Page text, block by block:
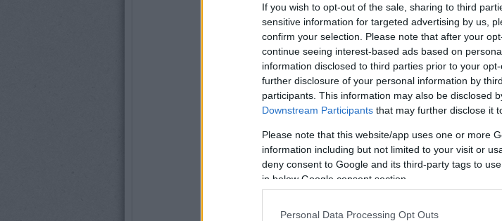
If you wish to opt-out of the sale, sharing to third
sensitive information for targeted advertising by us,
confirm your selection. Please note that after your
continue seeing interest-based ads based on
information disclosed to third parties prior to your
further disclosure of your personal information by
participants. This information may also be disclosed
Downstream Participants that may further disclose it
Please note that this website/app uses one or more
information including but not limited to your visit or
deny consent to Google and its third-party tags to
in below Google consent section.
Personal Data Processing Opt Outs